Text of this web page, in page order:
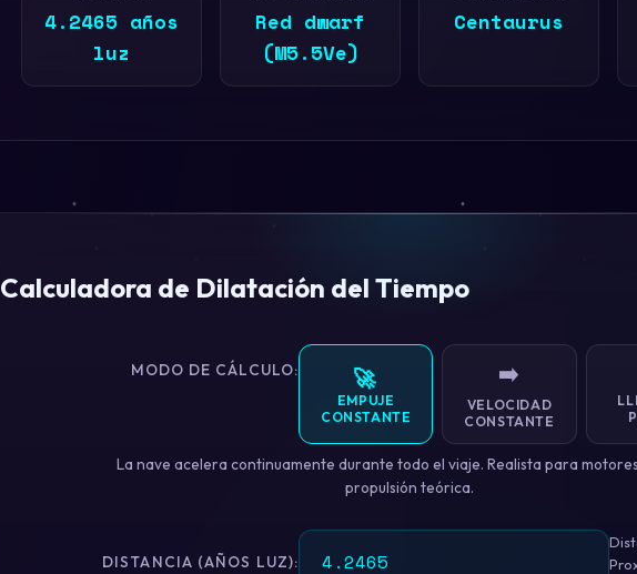
4.2465 años
luz
Red dwarf
(M5.5Ve)
Centaurus
Calculadora de Dilatación del Tiempo
MODO DE CÁLCULO: 🚀
EMPUJE
CONSTANTE
➡️
VELOCIDAD
CONSTANTE
La nave acelera continuamente durante todo el viaje. Realista para
propulsión teórica.
DISTANCIA (AÑOS LUZ):